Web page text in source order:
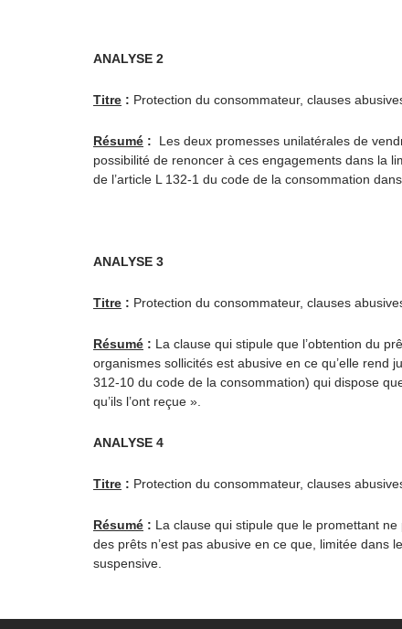
ANALYSE 2
Titre : Protection du consommateur, clauses
Résumé :
Les deux promesses unilatérales de
possibilité de renoncer à ces engagements dans la
de l’article L 132-1 du code de la consommation
ANALYSE 3
Titre : Protection du consommateur, clauses
Résumé : La clause qui stipule que l’obtention du
organismes sollicités est abusive en ce qu’elle rend
312-10 du code de la consommation) qui dispose
qu’ils l’ont reçue ».
ANALYSE 4
Titre : Protection du consommateur, clauses
Résumé : La clause qui stipule que le promettant
des prêts n’est pas abusive en ce que, limitée dans
suspensive.